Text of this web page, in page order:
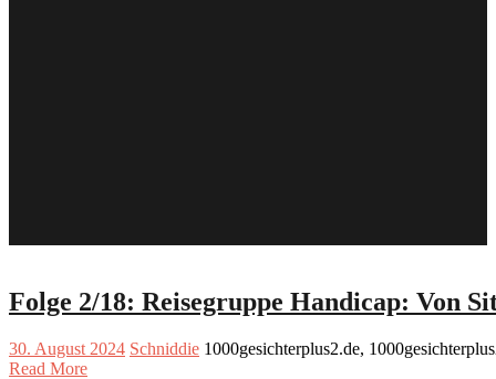
Folge 2/18: Reisegruppe Handicap: Von
30. August 2024 Schniddie 1000gesichterplus2.de,
Read More